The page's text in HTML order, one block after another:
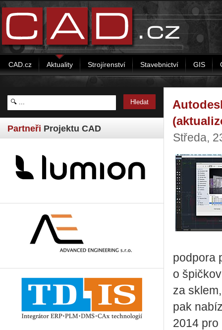
CAD.cz Aktuality Strojírenství Stavebnictví GIS
Partneři Projektu CAD
Středa,
podpora
o
za
pak
2014